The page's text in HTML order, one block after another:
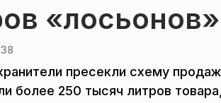
пресекли схему
более 250 тысяч литров